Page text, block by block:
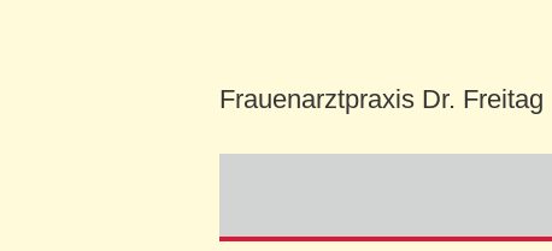
Frauenarztpraxis Dr. Freitag